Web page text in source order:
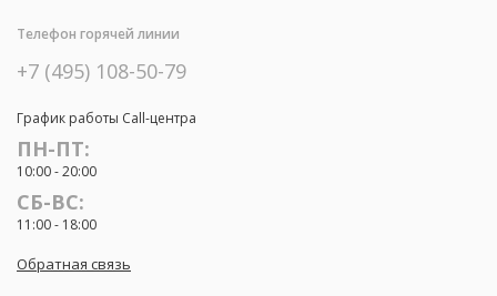
Телефон горячей линии
+7 (495) 108-50-79
График работы Call-центра
ПН-ПТ:
10:00 - 20:00
СБ-ВС:
11:00 - 18:00
Обратная связь